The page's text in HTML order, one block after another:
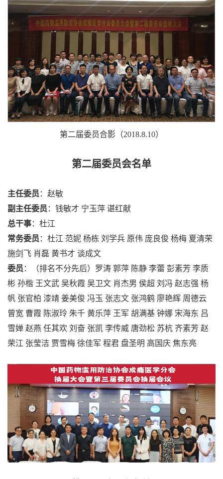
第二届委员合影（2018.8.10）
第二届委员会名单
主任委员 ：赵敏
副主任委员 ：钱敏才 宁玉萍 谌红献
总干事：杜江
常务委员 ：杜江 范妮 杨栋 刘学兵 原伟 庞良俊 杨梅 夏清荣
施剑飞 肖磊 黄书才 谈成文
委员 ：（排名不分先后）罗涛 郭萍 陈静 李蕾 彭素芳 李质
彬 孙楷 王文武 吴秋霞 吴卫文 肖杰男 侯超 刘冯 赵志强 杨
帆 张官柏 漆靖 姜美俊 冯玉 张志文 张鸿鹤 廖艳辉 周德云
曾宽 曹霞 陈淑玲 朱千 黄乐萍 王军 胡满基 钟娜 宋海东 吕
雪婵 赵燕 任其欢 刘奋 张凯 李传威 唐劲松 苏杭 齐素芳 赵
荣江 张莹洁 贾雪梅 徐佳军 程君 盘圣明 高国庆 焦东亮